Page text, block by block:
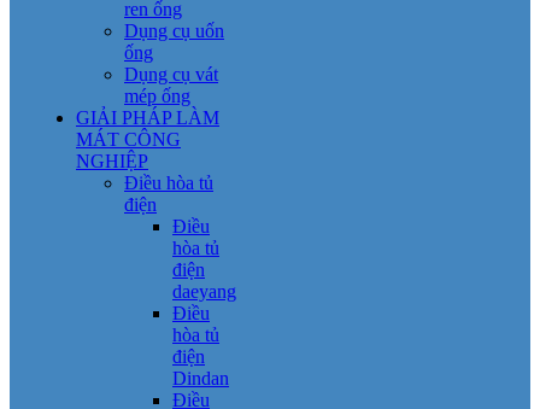
ren ống
Dụng cụ uốn
ống
Dụng cụ vát
mép ống
GIẢI PHÁP LÀM
MÁT CÔNG
NGHIỆP
Điều hòa tủ
điện
Điều
hòa tủ
điện
daeyang
Điều
hòa tủ
điện
Dindan
Điều